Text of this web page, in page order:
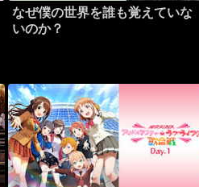
なぜ僕の世界を誰も覚えていな
いのか？